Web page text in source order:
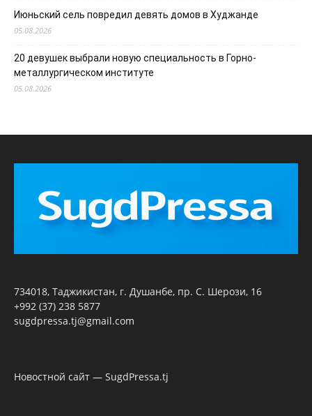
Июньский сель повредил девять домов в Худжанде
05.08.2026
20 девушек выбрали новую специальность в Горно-
металлургическом институте
05.08.2026
734018, Таджикистан, г. Душанбе, пр. С. Шерози, 16
+992 (37) 238 5877
sugdpressa.tj@gmail.com
Новостной сайт — SugdPressa.tj